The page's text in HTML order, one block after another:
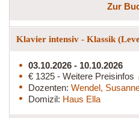
Zur
Klavier intensiv - Klassik
03.10.2026 - 10.10.2026
€ 1325 - Weitere Preisinfos
Dozenten: Wendel,
Domizil: Haus Ella